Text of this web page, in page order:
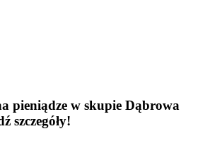
pieniądze w skupie Dąbrowa
szczegóły!